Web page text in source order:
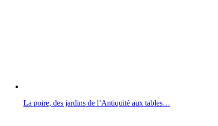
La poire, des jardins de l’Antiquité aux tables…